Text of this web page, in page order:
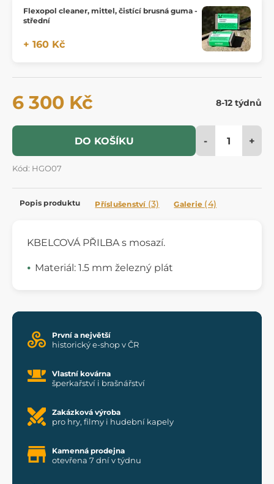
Flexopol cleaner, mittel, čistící brusná guma -
střední
+ 160 Kč
6 300 Kč 8-12 týdnů
DO KOŠÍKU - +
Kód: HGO07
Popis produktu Příslušenství (3) Galerie (4)
KBELCOVÁ PŘILBA s mosazí.
Materiál: 1.5 mm železný plát
První a největší
historický e-shop v ČR
Vlastní kovárna
šperkařství i brašnářství
Zakázková výroba
pro hry, filmy i hudební kapely
Kamenná prodejna
otevřena 7 dní v týdnu